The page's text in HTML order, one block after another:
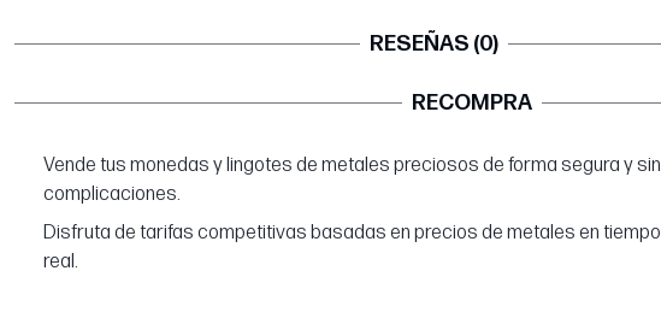
RESEÑAS (0)
RECOMPRA
Vende tus monedas y lingotes de metales preciosos de forma segura y sin
complicaciones.
Disfruta de tarifas competitivas basadas en precios de metales en tiempo
real.